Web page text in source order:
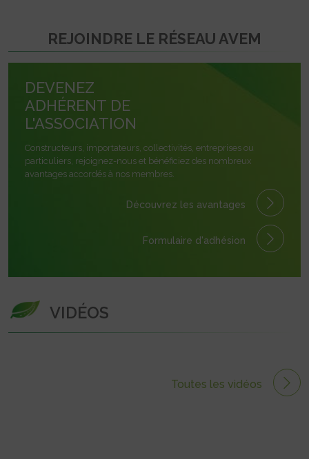
REJOINDRE LE RÉSEAU AVEM
DEVENEZ
ADHÉRENT DE
L'ASSOCIATION
Constructeurs, importateurs, collectivités, entreprises ou
particuliers, rejoignez-nous et bénéficiez des nombreux
avantages accordés à nos membres.
Découvrez les avantages
Formulaire d'adhésion
VIDÉOS
Toutes les vidéos